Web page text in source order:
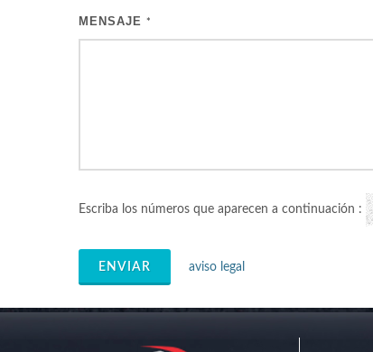
MENSAJE *
Escriba los números que aparecen a continuación :
ENVIAR aviso legal